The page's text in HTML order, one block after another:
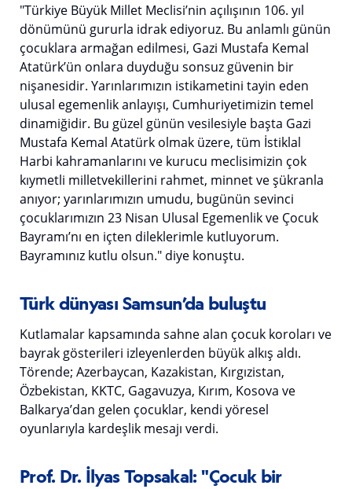
"Türkiye Büyük Millet Meclisi’nin açılışının 106. yıl
dönümünü gururla idrak ediyoruz. Bu anlamlı günün
çocuklara armağan edilmesi, Gazi Mustafa Kemal
Atatürk’ün onlara duyduğu sonsuz güvenin bir
nişanesidir. Yarınlarımızın istikametini tayin eden
ulusal egemenlik anlayışı, Cumhuriyetimizin temel
dinamiğidir. Bu güzel günün vesilesiyle başta Gazi
Mustafa Kemal Atatürk olmak üzere, tüm İstiklal
Harbi kahramanlarını ve kurucu meclisimizin çok
kıymetli milletvekillerini rahmet, minnet ve şükranla
anıyor; yarınlarımızın umudu, bugünün sevinci
çocuklarımızın 23 Nisan Ulusal Egemenlik ve Çocuk
Bayramı’nı en içten dileklerimle kutluyorum.
Bayramınız kutlu olsun." diye konuştu.
Türk dünyası Samsun’da buluştu
Kutlamalar kapsamında sahne alan çocuk koroları ve
bayrak gösterileri izleyenlerden büyük alkış aldı.
Törende; Azerbaycan, Kazakistan, Kırgızistan,
Özbekistan, KKTC, Gagavuzya, Kırım, Kosova ve
Balkarya’dan gelen çocuklar, kendi yöresel
oyunlarıyla kardeşlik mesajı verdi.
Prof. Dr. İlyas Topsakal: "Çocuk bir